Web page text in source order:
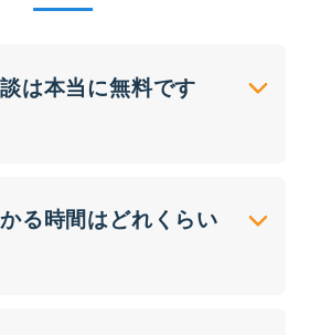
は本当に無料です
る時間はどれくらい